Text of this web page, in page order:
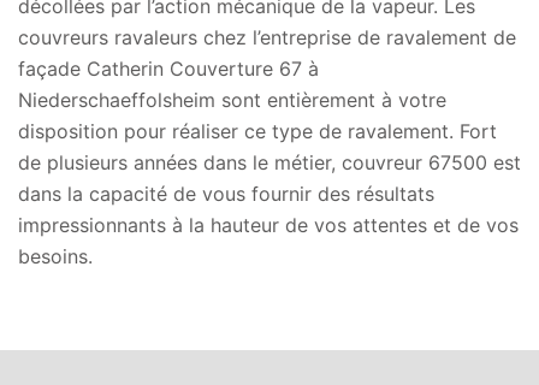
décollées par l’action mécanique de la vapeur. Les
couvreurs ravaleurs chez l’entreprise de ravalement de
façade Catherin Couverture 67 à
Niederschaeffolsheim sont entièrement à votre
disposition pour réaliser ce type de ravalement. Fort
de plusieurs années dans le métier, couvreur 67500 est
dans la capacité de vous fournir des résultats
impressionnants à la hauteur de vos attentes et de vos
besoins.